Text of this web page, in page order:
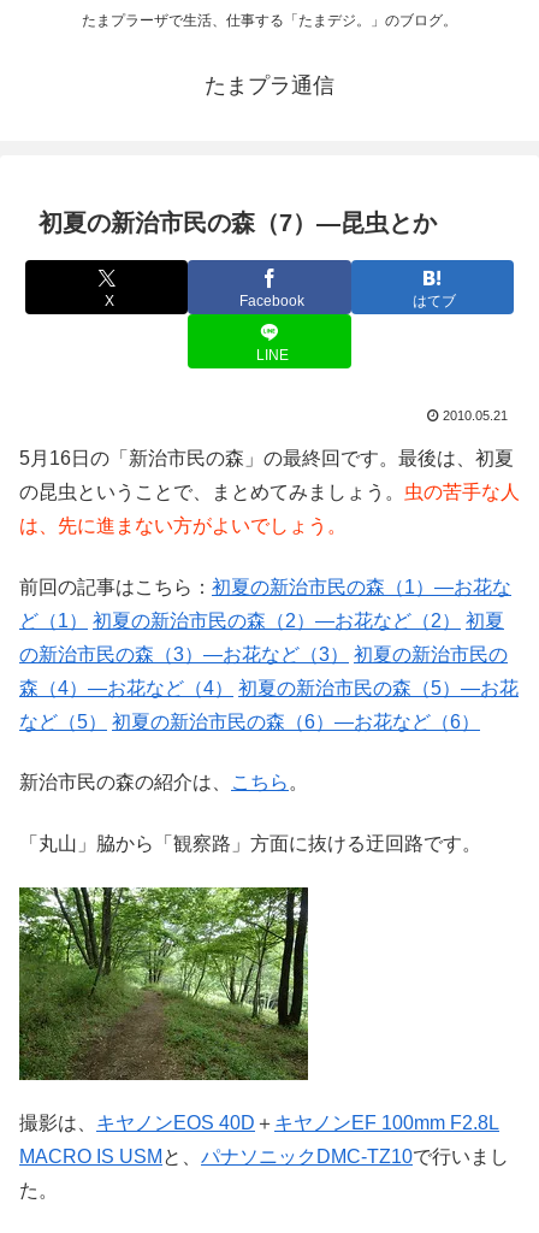
たまプラーザで生活、仕事する「たまデジ。」のブログ。
たまプラ通信
初夏の新治市民の森（7）―昆虫とか
X Facebook はてブ
LINE
2010.05.21
5月16日の「新治市民の森」の最終回です。最後は、初夏
の昆虫ということで、まとめてみましょう。 虫の苦手な人
は、先に進まない方がよいでしょう。
前回の記事はこちら： 初夏の新治市民の森（1）―お花な
ど（1）
初夏の新治市民の森（2）―お花など（2）
初夏
の新治市民の森（3）―お花など（3）
初夏の新治市民の
森（4）―お花など（4）
初夏の新治市民の森（5）―お花
など（5）
初夏の新治市民の森（6）―お花など（6）
新治市民の森の紹介は、 こちら 。
「丸山」脇から「観察路」方面に抜ける迂回路です。
撮影は、 キヤノンEOS 40D ＋ キヤノンEF 100mm F2.8L
MACRO IS USM と、 パナソニックDMC-TZ10で行いまし
た。